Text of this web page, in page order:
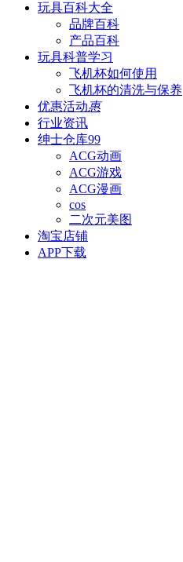
玩具百科大全
品牌百科
产品百科
玩具科普学习
飞机杯如何使用
飞机杯的清洗与保养
优惠活动惠
行业资讯
绅士仓库99
ACG动画
ACG游戏
ACG漫画
cos
二次元美图
淘宝店铺
APP下载